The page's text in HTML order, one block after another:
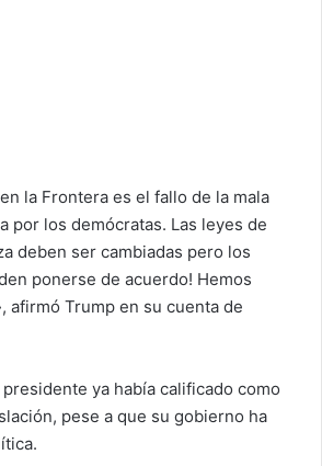
la Frontera es el fallo de la mala
por los demócratas. Las leyes de
deben ser cambiadas pero los
ponerse de acuerdo! Hemos
afirmó Trump en su cuenta de
ya había calificado como
pese a que su gobierno ha